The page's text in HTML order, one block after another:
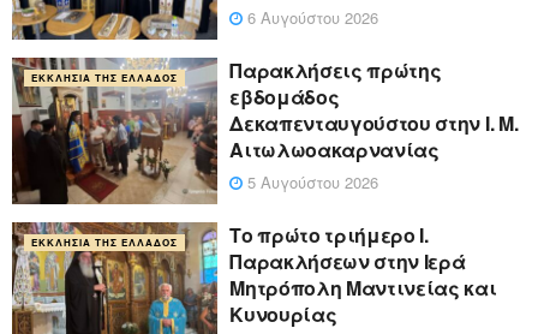
6 Αυγούστου 2026
ΕΚΚΛΗΣΊΑ ΤΗΣ ΕΛΛΆΔΟΣ
Παρακλήσεις πρώτης
εβδομάδος
Δεκαπενταυγούστου στην Ι. Μ.
Αιτωλωοακαρνανίας
5 Αυγούστου 2026
ΕΚΚΛΗΣΊΑ ΤΗΣ ΕΛΛΆΔΟΣ
Το πρώτο τριήμερο Ι.
Παρακλήσεων στην Ιερά
Μητρόπολη Μαντινείας και
Κυνουρίας